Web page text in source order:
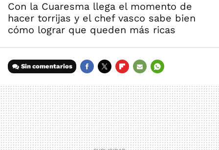
Con la Cuaresma llega el momento de
hacer torrijas y el chef vasco sabe bien
cómo lograr que queden más ricas
Sin comentarios
MAIL